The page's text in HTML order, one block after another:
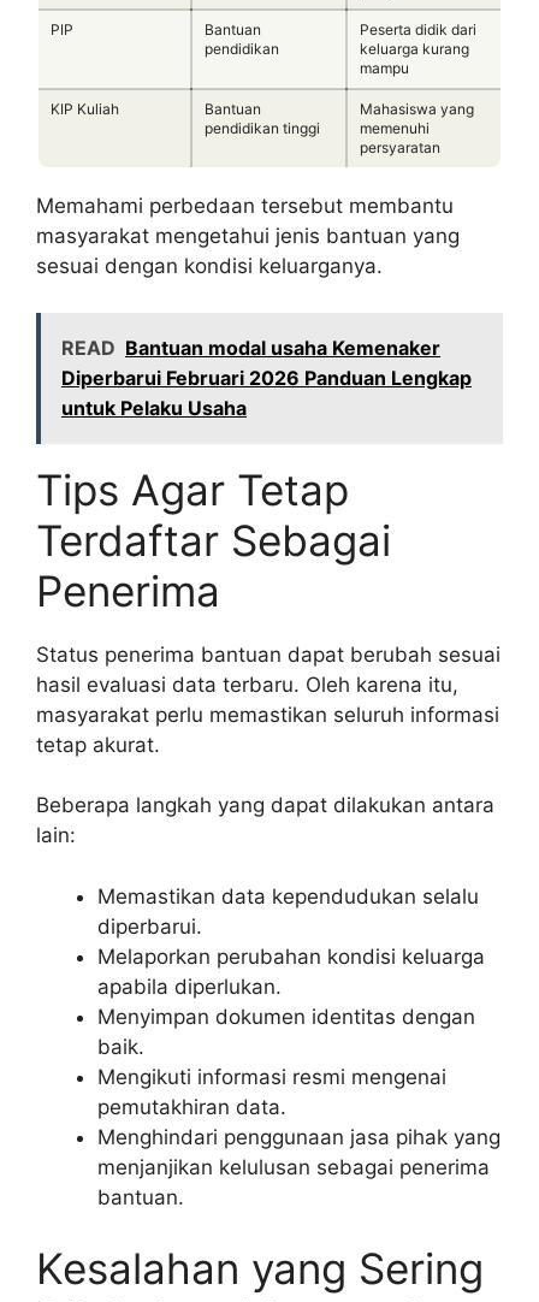
PIP
Bantuan
pendidikan
Peserta didik dari
keluarga kurang
mampu
KIP Kuliah
Bantuan
pendidikan tinggi
Mahasiswa yang
memenuhi
persyaratan
Memahami perbedaan tersebut membantu
masyarakat mengetahui jenis bantuan yang
sesuai dengan kondisi keluarganya.
READ Bantuan modal usaha Kemenaker
Diperbarui Februari 2026 Panduan Lengkap
untuk Pelaku Usaha
Tips Agar Tetap
Terdaftar Sebagai
Penerima
Status penerima bantuan dapat berubah sesuai
hasil evaluasi data terbaru. Oleh karena itu,
masyarakat perlu memastikan seluruh informasi
tetap akurat.
Beberapa langkah yang dapat dilakukan antara
lain:
Memastikan data kependudukan selalu
diperbarui.
Melaporkan perubahan kondisi keluarga
apabila diperlukan.
Menyimpan dokumen identitas dengan
baik.
Mengikuti informasi resmi mengenai
pemutakhiran data.
Menghindari penggunaan jasa pihak yang
menjanjikan kelulusan sebagai penerima
bantuan.
Kesalahan yang Sering